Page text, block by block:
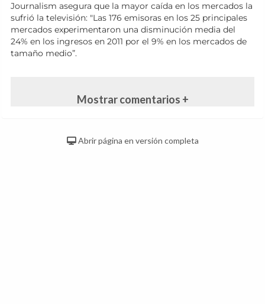
Journalism asegura que la mayor caída en los mercados la
sufrió la televisión: "Las 176 emisoras en los 25 principales
mercados experimentaron una disminución media del
24% en los ingresos en 2011 por el 9% en los mercados de
tamaño medio”.
Mostrar comentarios +
Abrir página en versión completa